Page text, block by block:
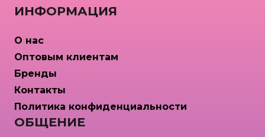
ОБЩЕНИЕ
ИНФОРМАЦИЯ
О нас
Оптовым клиентам
Бренды
Контакты
Политика конфиденциальности